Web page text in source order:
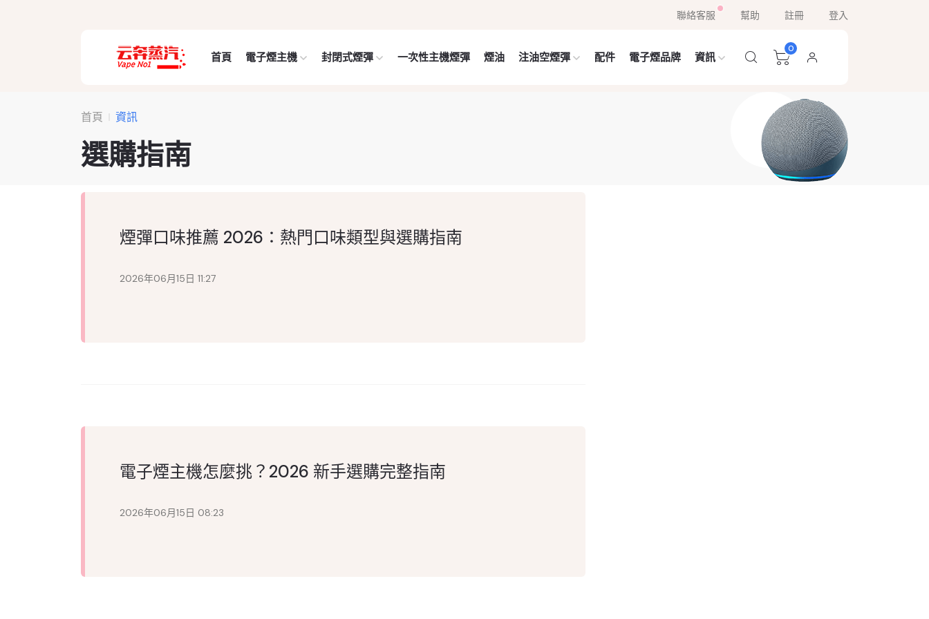
聯絡客服 幫助 註冊 登入
首頁 電子煙主機 封閉式煙彈 一次性主機煙彈 煙油 注油空煙彈 配件 電子煙品牌 資訊
0
首頁 資訊
選購指南
煙彈口味推薦 2026：熱門口味類型與選購指南
2026年06月15日 11:27
電子煙主機怎麼挑？2026 新手選購完整指南
2026年06月15日 08:23